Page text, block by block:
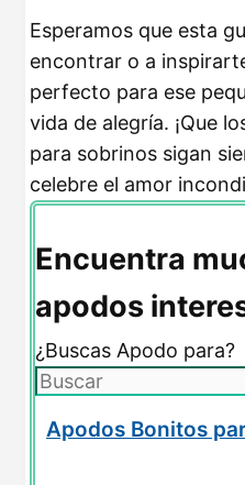
Esperamos que esta
encontrar o a
perfecto para ese
vida de alegría. ¡Que
para sobrinos sigan
celebre el amor
Encuentra
apodos
¿Buscas Apodo para?
Apodos Bonitos